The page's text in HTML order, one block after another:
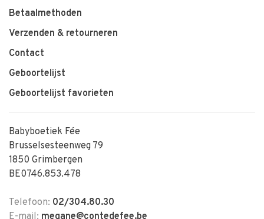
Betaalmethoden
Verzenden & retourneren
Contact
Geboortelijst
Geboortelijst favorieten
Babyboetiek Fée
Brusselsesteenweg 79
1850 Grimbergen
BE0746.853.478
Telefoon: 02/304.80.30
E-mail: megane@contedefee.be